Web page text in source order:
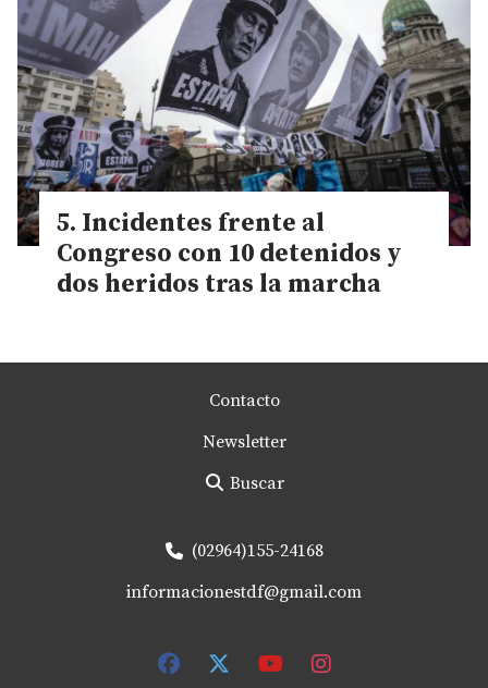
Incidentes frente al
Congreso con 10 detenidos y
dos heridos tras la marcha
Contacto
Newsletter
Buscar
(02964)155-24168
informacionestdf@gmail.com